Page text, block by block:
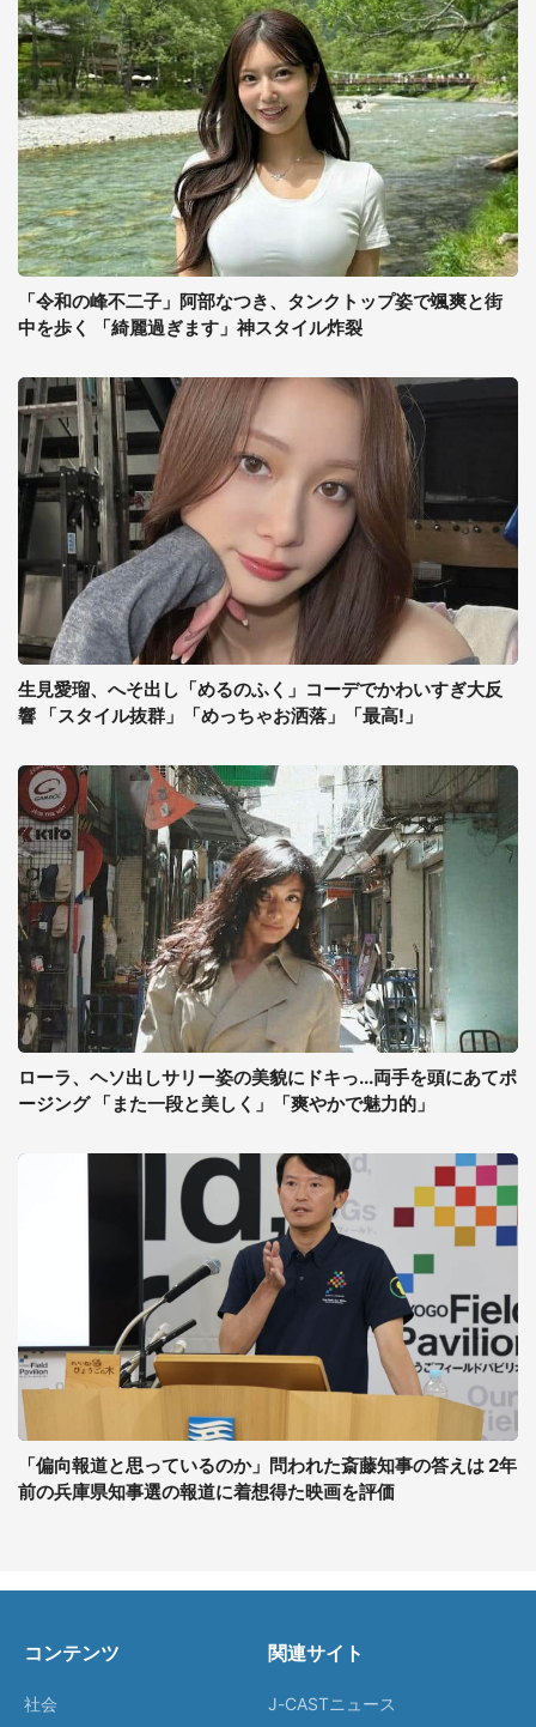
「令和の峰不二子」阿部なつき、タンクトップ姿で颯爽と街
中を歩く 「綺麗過ぎます」神スタイル炸裂
生見愛瑠、へそ出し「めるのふく」コーデでかわいすぎ大反
響 「スタイル抜群」「めっちゃお洒落」「最高!」
ローラ、ヘソ出しサリー姿の美貌にドキっ...両手を頭にあてポ
ージング 「また一段と美しく」「爽やかで魅力的」
「偏向報道と思っているのか」問われた斎藤知事の答えは 2年
前の兵庫県知事選の報道に着想得た映画を評価
コンテンツ
社会
関連サイト
J-CASTニュース